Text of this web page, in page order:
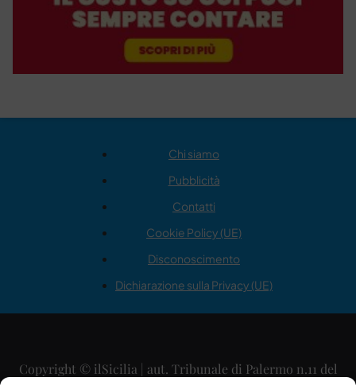
Chi siamo
Pubblicità
Contatti
Cookie Policy (UE)
Disconoscimento
Dichiarazione sulla Privacy (UE)
Copyright © ilSicilia | aut. Tribunale di Palermo n.11 del